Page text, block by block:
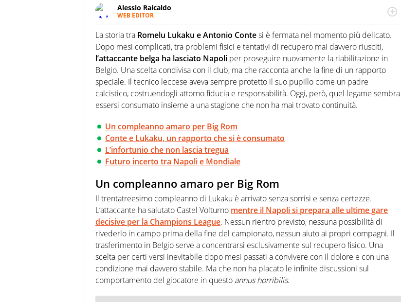
Alessio Raicaldo
WEB EDITOR
Un figlio che si chiama Diego e la tesi di laurea sugli stadi di proprietà in Italia. Il calcio
quale filo conduttore irrinunciabile tra passione e professione. Per Virgilio Sport
indaga, approfondisce e scandaglia l'universo mondo dello sport per antonomasia
La storia tra Romelu Lukaku e Antonio Contesi è fermata nel momento più delicato.
Dopo mesi complicati, tra problemi fisici e tentativi di recupero mai davvero riusciti,
l’attaccante belga ha lasciato Napoli per proseguire nuovamente la riabilitazione in
Belgio. Una scelta condivisa con il club, ma che racconta anche la fine di un rapporto
speciale. Il tecnico leccese aveva sempre protetto il suo pupillo come un padre
calcistico, costruendogli attorno fiducia e responsabilità. Oggi, però, quel legame sembra
essersi consumato insieme a una stagione che non ha mai trovato continuità.
Un compleanno amaro per Big Rom
Conte e Lukaku, un rapporto che si è consumato
L’infortunio che non lascia tregua
Futuro incerto tra Napoli e Mondiale
Un compleanno amaro per Big Rom
Il trentatreesimo compleanno di Lukaku è arrivato senza sorrisi e senza certezze.
L’attaccante ha salutato Castel Volturno mentre il Napoli si prepara alle ultime gare
decisive per la Champions League. Nessun rientro previsto, nessuna possibilità di
rivederlo in campo prima della fine del campionato, nessun aiuto ai propri compagni. Il
trasferimento in Belgio serve a concentrarsi esclusivamente sul recupero fisico. Una
scelta per certi versi inevitabile dopo mesi passati a convivere con il dolore e con una
condizione mai davvero stabile. Ma che non ha placato le infinite discussioni sul
comportamento del giocatore in questo annus horribilis.